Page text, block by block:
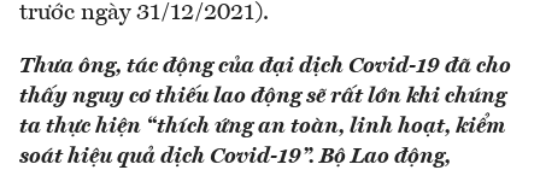
trước ngày 31/12/2021).
Thưa ông, tác động của đại dịch Covid-19 đã cho
thấy nguy cơ thiếu lao động sẽ rất lớn khi chúng
ta thực hiện “thích ứng an toàn, linh hoạt, kiểm
soát hiệu quả dịch Covid-19”. Bộ Lao động,